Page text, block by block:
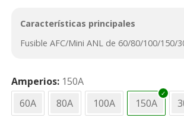
cliente
Características principales
Fusible AFC/Mini ANL de 60/80/100/150/
Amperios 150A
60A
80A 100A 150A